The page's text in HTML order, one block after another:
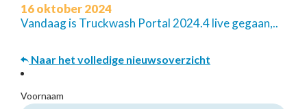
16 oktober 2024
Vandaag is Truckwash Portal 2024.4 live gegaan,..
Naar het volledige nieuwsoverzicht
Voornaam